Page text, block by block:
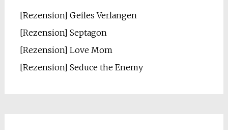
[Rezension] Geiles Verlangen
[Rezension] Septagon
[Rezension] Love Mom
[Rezension] Seduce the Enemy